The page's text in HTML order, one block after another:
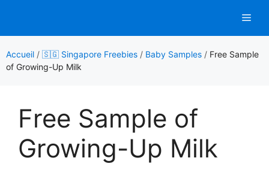
contenu
Accueil / 🇸🇬 Singapore Freebies / Baby Samples / Free Sample
of Growing-Up Milk
Free Sample of
Growing-Up Milk